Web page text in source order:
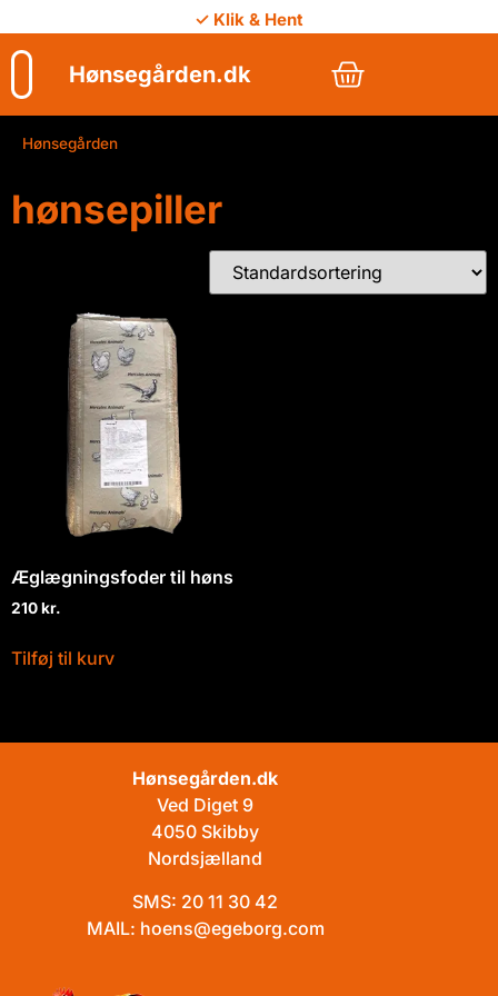
✓ Klik & Hent
Hønsegården.dk
Hønsegården
hønsepiller
Æglægningsfoder til høns
210kr.
Tilføj til kurv
Hønsegården.dk
Ved Diget 9
4050 Skibby
Nordsjælland
SMS: 20 11 30 42
MAIL: hoens@egeborg.com